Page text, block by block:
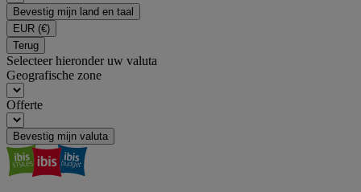
Bevestig mijn land en taal
EUR (€)
Terug
Selecteer hieronder uw valuta
Geografische zone
Offerte
Bevestig mijn valuta